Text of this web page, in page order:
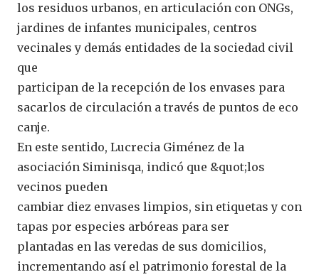
los residuos urbanos, en articulación con ONGs,
jardines de infantes municipales, centros
vecinales y demás entidades de la sociedad civil
que
participan de la recepción de los envases para
sacarlos de circulación a través de puntos de eco
canje.
En este sentido, Lucrecia Giménez de la
asociación Siminisqa, indicó que &quot;los
vecinos pueden
cambiar diez envases limpios, sin etiquetas y con
tapas por especies arbóreas para ser
plantadas en las veredas de sus domicilios,
incrementando así el patrimonio forestal de la